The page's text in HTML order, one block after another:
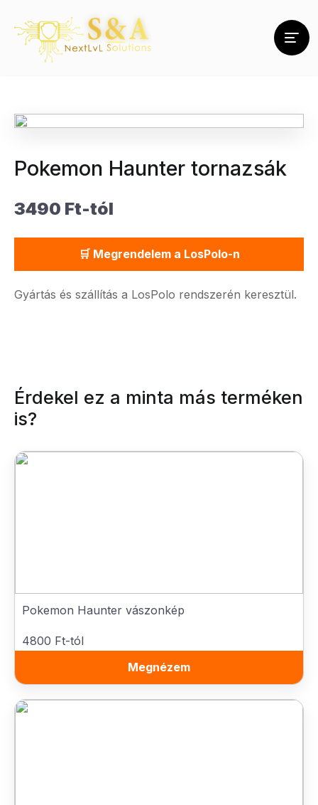
Pokemon Haunter tornazsák
3490 Ft-tól
🛒 Megrendelem a LosPolo-n
Gyártás és szállítás a LosPolo rendszerén keresztül.
Érdekel ez a minta más terméken
is?
Pokemon Haunter vászonkép
4800 Ft-tól
Megnézem